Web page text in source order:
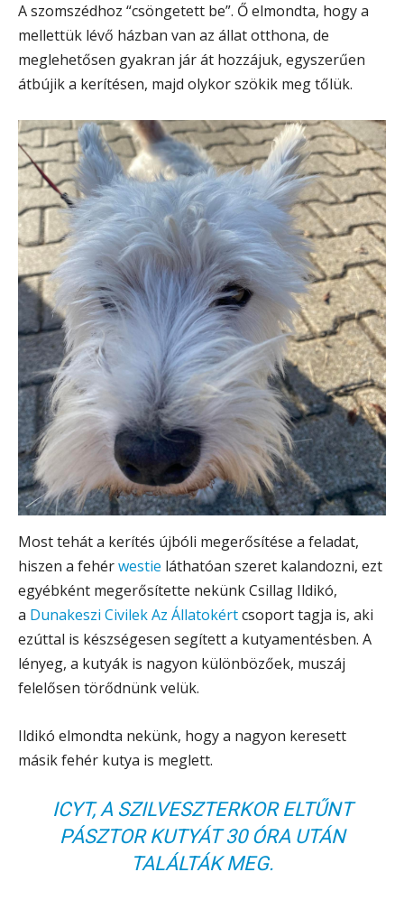
A szomszédhoz “csöngetett be”. Ő elmondta, hogy a
mellettük lévő házban van az állat otthona, de
meglehetősen gyakran jár át hozzájuk, egyszerűen
átbújik a kerítésen, majd olykor szökik meg tőlük.
Most tehát a kerítés újbóli megerősítése a feladat,
hiszen a fehérwestie láthatóan szeret kalandozni, ezt
egyébként megerősítette nekünk Csillag Ildikó,
a Dunakeszi Civilek Az Állatokértcsoport tagja is, aki
ezúttal is készségesen segített a kutyamentésben. A
lényeg, a kutyák is nagyon különbözőek, muszáj
felelősen törődnünk velük.
Ildikó elmondta nekünk, hogy a nagyon keresett
másik fehér kutya is meglett.
ICYT, A SZILVESZTERKOR ELTŰNT
PÁSZTOR KUTYÁT 30 ÓRA UTÁN
TALÁLTÁK MEG.